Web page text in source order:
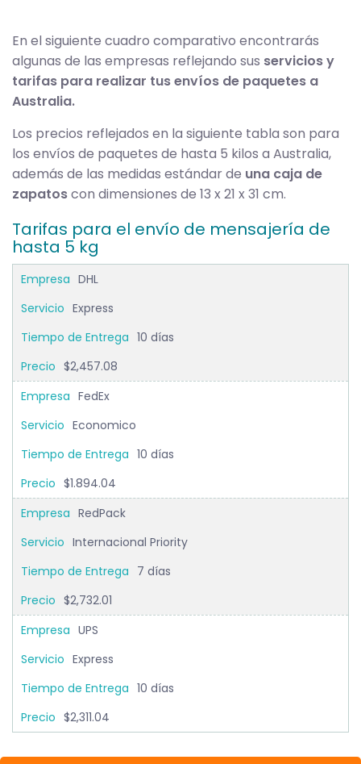
En el siguiente cuadro comparativo encontrarás
algunas de las empresas reflejando sus servicios y
tarifas para realizar tus envíos de paquetes a
Australia.
Los precios reflejados en la siguiente tabla son para
los envíos de paquetes de hasta 5 kilos a Australia,
además de las medidas estándar de una caja de
zapatoscon dimensiones de 13 x 21 x 31 cm.
Tarifas para el envío de mensajería de
hasta 5 kg
DHL
Express
10 días
$2,457.08
FedEx
Economico
10 días
$1.894.04
RedPack
Internacional Priority
7 días
$2,732.01
UPS
Express
10 días
$2,311.04